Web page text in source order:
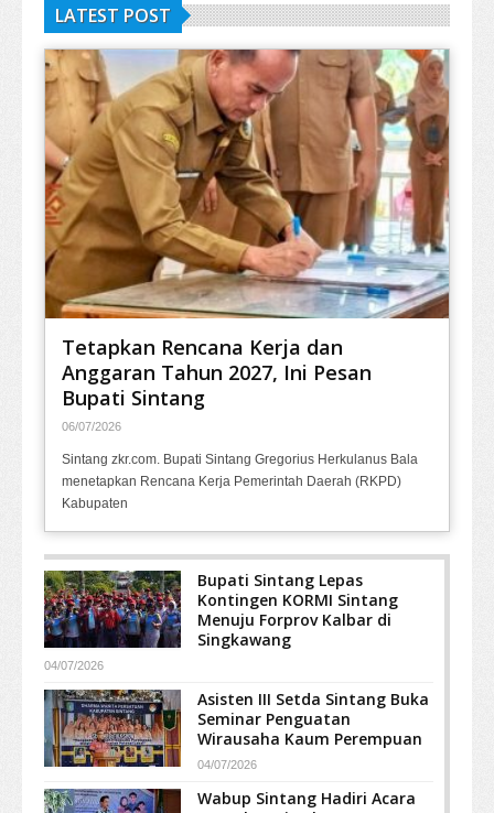
LATEST POST
Tetapkan Rencana Kerja dan
Anggaran Tahun 2027, Ini Pesan
Bupati Sintang
06/07/2026
Sintang zkr.com. Bupati Sintang Gregorius Herkulanus Bala
menetapkan Rencana Kerja Pemerintah Daerah (RKPD)
Kabupaten
Bupati Sintang Lepas
Kontingen KORMI Sintang
Menuju Forprov Kalbar di
Singkawang
04/07/2026
Asisten III Setda Sintang Buka
Seminar Penguatan
Wirausaha Kaum Perempuan
04/07/2026
Wabup Sintang Hadiri Acara